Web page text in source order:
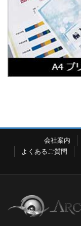
会社案内
よくあるご質問